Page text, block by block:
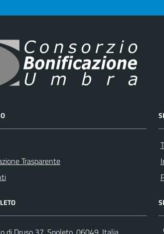
Trasparente